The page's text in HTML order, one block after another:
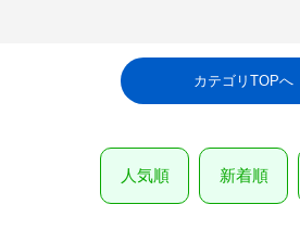
カテゴリTOPへ
人気順 新着順